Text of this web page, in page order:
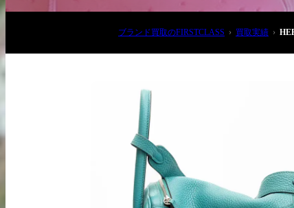
03-6908-5890
ブランド買取のFIRSTCLASS 買取実績